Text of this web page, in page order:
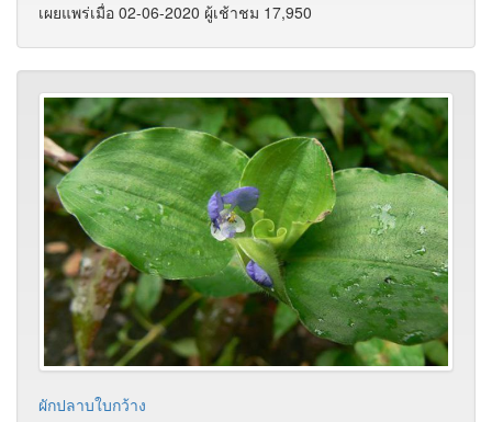
เผยแพร่เมื่อ 02-06-2020 ผู้เช้าชม 17,950
ผักปลาบใบกว้าง